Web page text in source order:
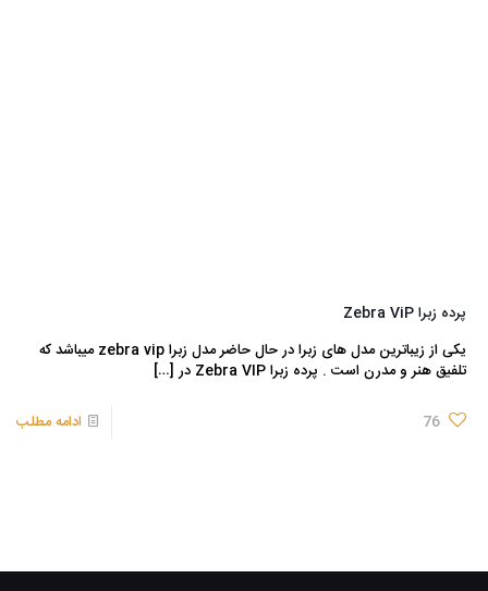
پرده زبرا Zebra ViP
یکی از زیباترین مدل های زبرا در حال حاضر مدل زبرا zebra vip میباشد که
تلفیق هنر و مدرن است . پرده زبرا Zebra VIP در
[…]
76 ادامه مطلب